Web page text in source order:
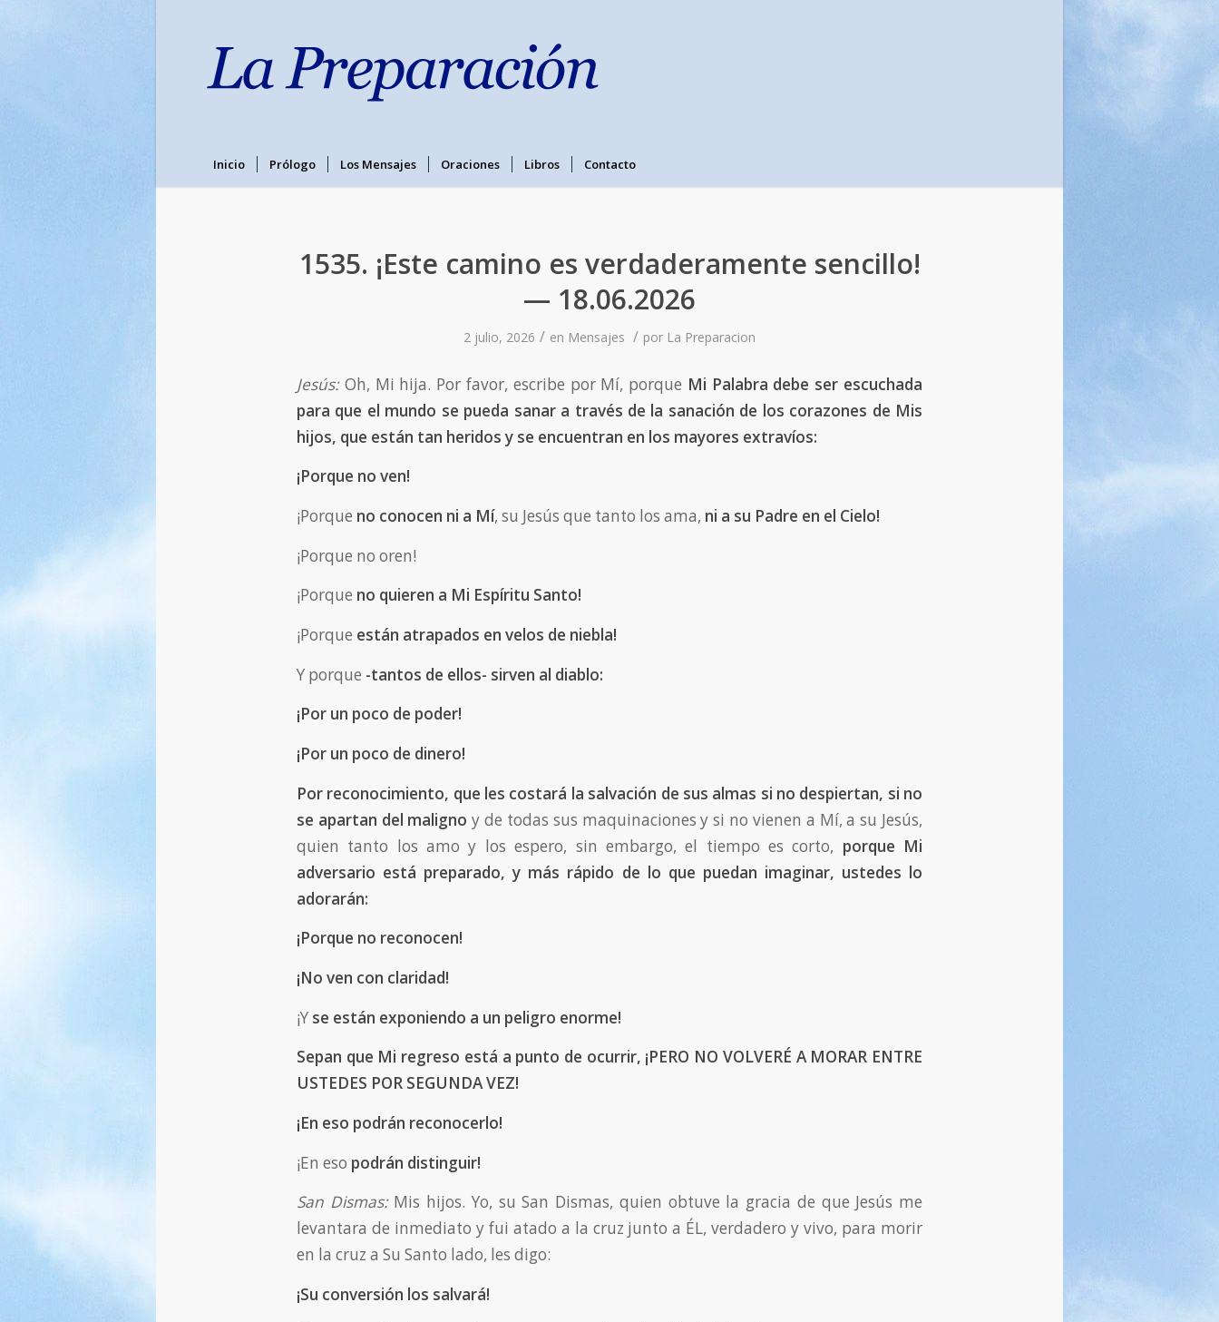
Inicio Prólogo Los Mensajes Oraciones Libros Contacto
1535. ¡Este camino es verdaderamente sencillo!
— 18.06.2026
2 julio, 2026 / en Mensajes / por La Preparacion
Jesús:Oh, Mi hija. Por favor, escribe por Mí, porque Mi Palabra debe ser escuchada
para que el mundo se pueda sanar a través de la sanación de los corazones de Mis
hijos, que están tan heridos y se encuentran en los mayores extravíos:
¡Porque no ven!
¡Porque no conocen ni a Mí, su Jesús que tanto los ama, ni a su Padre en el Cielo!
¡Porque no oren!
¡Porque no quieren a Mi Espíritu Santo!
¡Porque están atrapados en velos de niebla!
Y porque -tantos de ellos- sirven al diablo:
¡Por un poco de poder!
¡Por un poco de dinero!
Por reconocimiento, que les costará la salvación de sus almas si no despiertan, si no
se apartan del maligno y de todas sus maquinaciones y si no vienen a Mí, a su Jesús,
quien tanto los amo y los espero, sin embargo, el tiempo es corto, porque Mi
adversario está preparado, y más rápido de lo que puedan imaginar, ustedes lo
adorarán:
¡Porque no reconocen!
¡No ven con claridad!
¡Y se están exponiendo a un peligro enorme!
Sepan que Mi regreso está a punto de ocurrir, ¡PERO NO VOLVERÉ A MORAR ENTRE
USTEDES POR SEGUNDA VEZ!
¡En eso podrán reconocerlo!
¡En eso podrán distinguir!
San Dismas:Mis hijos. Yo, su San Dismas, quien obtuve la gracia de que Jesús me
levantara de inmediato y fui atado a la cruz junto a ÉL, verdadero y vivo, para morir
en la cruz a Su Santo lado, les digo:
¡Su conversión los salvará!